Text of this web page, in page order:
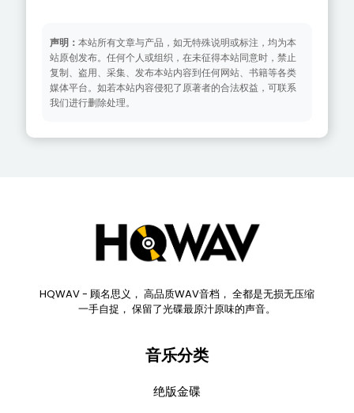
声明： 本站所有文章与产品，如无特殊说明或标注，均为本
站原创发布。任何个人或组织，在未征得本站同意时，禁止
复制、盗用、采集、发布本站内容到任何网站、书籍等各类
媒体平台。如若本站内容侵犯了原著者的合法权益，可联系
我们进行删除处理。
HQWAV - 顾名思义， 高品质WAV音档， 全都是无损无压缩
一手自捉， 保留了光碟最原汁原味的声音。
音乐分类
绝版金碟